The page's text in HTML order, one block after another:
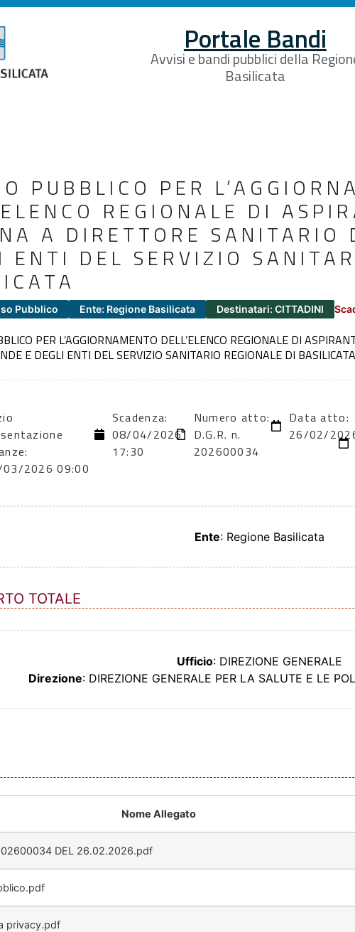
Portale Bandi
Avvisi e bandi pubblici della
Basilicata
PUBBLICO PER
REGIONALE DI
A DIRETTORE SANITARIO
ENTI DEL SERVIZIO
Pubblico Ente: Regione Basilicata Destinatari: CITTADINI
PER L’AGGIORNAMENTO DELL’ELENCO REGIONALE DI
E DEGLI ENTI DEL SERVIZIO SANITARIO REGIONALE DI BASILICATA
2026 09:00
Scadenza:
08/04/2026
17:30
Numero atto:
D.G.R. n.
202600034
Data atto:
26/02/
Ente: Regione Basilicata
TOTALE
Ufficio: DIREZIONE GENERALE
Direzione: DIREZIONE GENERALE PER LA SALUTE E LE
Nome Allegato
DEL 26.02.2026.pdf
privacy.pdf